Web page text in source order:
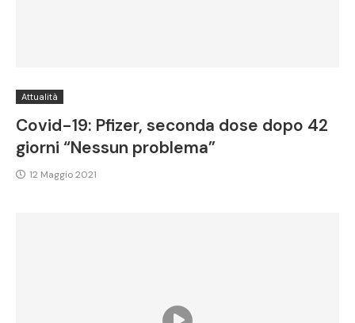
Attualità
Covid-19: Pfizer, seconda dose dopo 42
giorni “Nessun problema”
12 Maggio 2021